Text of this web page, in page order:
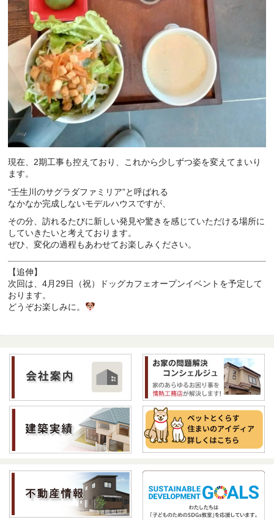
現在、2期工事も控えており、これから少しずつ姿を変えてまいり
ます。
“壬生川のサグラダファミリア”と呼ばれる
なかなか完成しないモデルハウスですが、
その分、訪れるたびに新しい発見や驚きを感じていただける場所に
していきたいと考えております。
ぜひ、変化の過程もあわせてお楽しみください。
【追伸】
次回は、4月29日（祝）ドッグカフェオープンイベント を予定して
おります。
どうぞお楽しみに。